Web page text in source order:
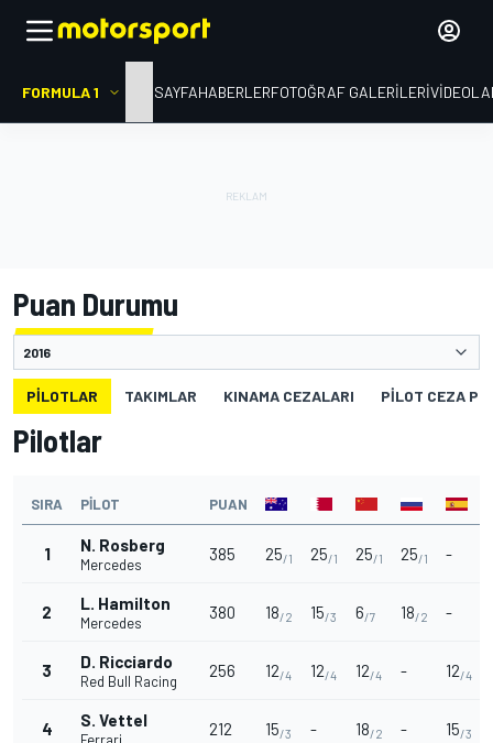
FORMULA 1 ANA SAYFAHABERLERFOTOĞRAF GALERILERI
Puan Durumu
PILOTLAR TAKIMLAR KINAMA CEZALARI PILOT CEZA
Pilotlar
SIRA PILOT PUAN
1 N. Rosberg
Mercedes
385 25/1 25/1 25/1 25/1 -
2 L. Hamilton
Mercedes
380 18/2 15/3 6/7 18/2 -
3 D. Ricciardo
Red Bull Racing
256 12/4 12/4 12/4 - 12/4
4 S. Vettel 212 15/3 - 18/2 - 15/3